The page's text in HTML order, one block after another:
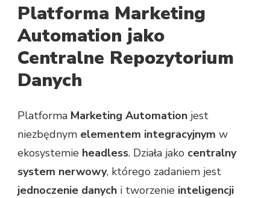
Platforma Marketing
Automation jako
Centralne Repozytorium
Danych
Platforma Marketing Automation jest
niezbędnym elementem integracyjnym w
ekosystemie headless. Działa jako centralny
system nerwowy, którego zadaniem jest
jednoczenie danych i tworzenie inteligencji